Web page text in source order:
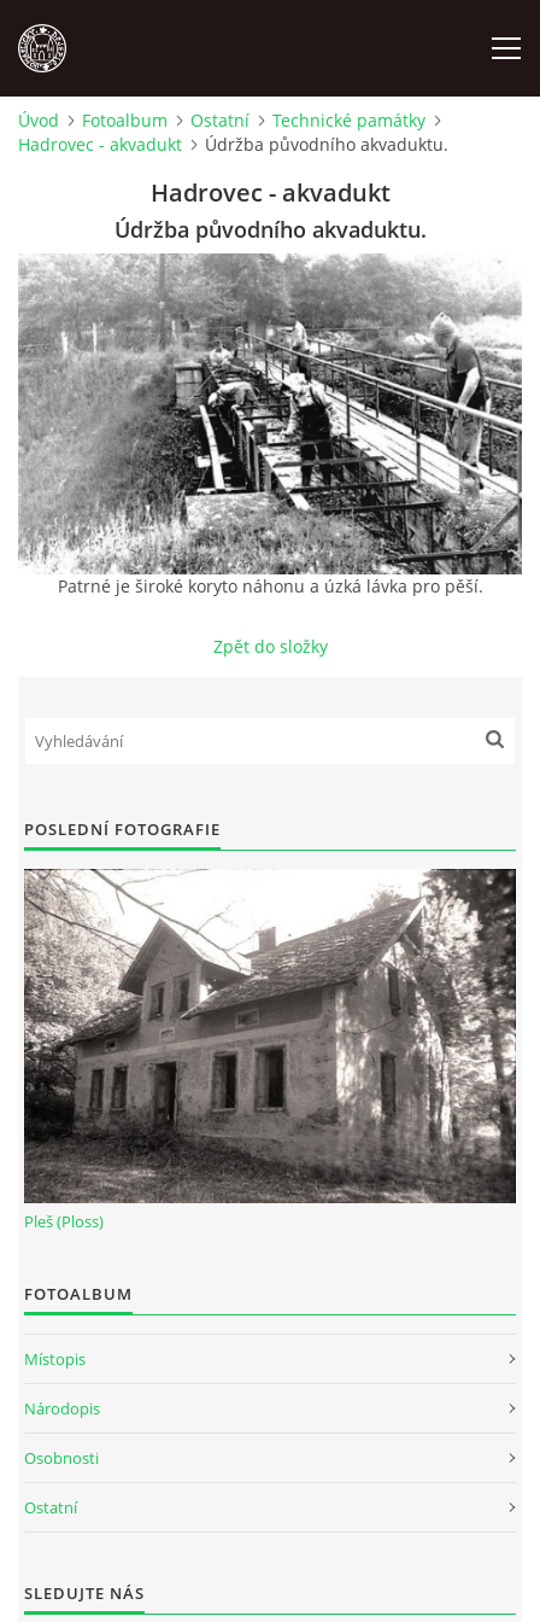
MÍSTOPIS
NÁRODOPIS
OSOBNOSTI
OSTATNÍ
ODKAZY
O NÁS
DŮL NA SLÍDU (NA KOLE)
--------------------------------------------------------------
Tento projekt je realizován za finanční podpory
města Domažlice.
© 2026 eStránky.cz |Aktualizováno: 17. 7. 2026|Nahoru ↑
Úvod Fotoalbum Ostatní
Technické památky
Hadrovec - akvadukt
Údržba původního akvaduktu.
Hadrovec - akvadukt
Údržba původního akvaduktu.
Patrné je široké koryto náhonu a úzká lávka pro pěší.
Zpět do složky
POSLEDNÍ FOTOGRAFIE
Pleš (Ploss)
FOTOALBUM
Místopis
Národopis
Osobnosti
Ostatní
SLEDUJTE NÁS